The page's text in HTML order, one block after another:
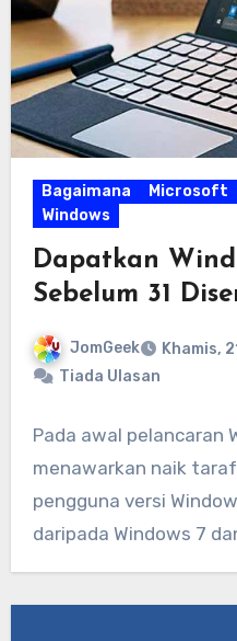
Bagaimana Microsoft
Windows
Dapatkan
Sebelum 31
JomGeek
Khamis,
Tiada Ulasan
Pada awal pelancaran
menawarkan naik
pengguna versi
daripada Windows 7